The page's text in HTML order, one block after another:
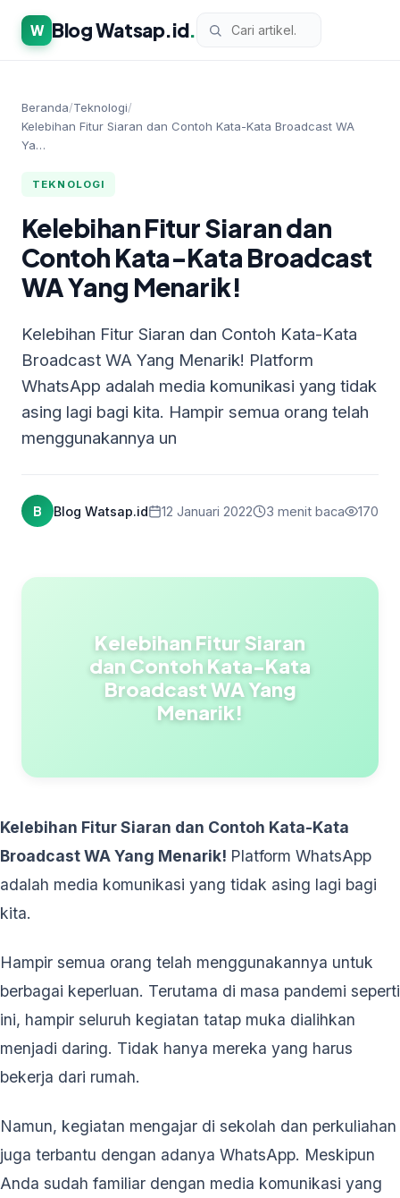
W Blog Watsap.id.
Beranda/Teknologi/
Kelebihan Fitur Siaran dan Contoh Kata-Kata Broadcast WA
Ya…
TEKNOLOGI
Kelebihan Fitur Siaran dan
Contoh Kata-Kata Broadcast
WA Yang Menarik!
Kelebihan Fitur Siaran dan Contoh Kata-Kata
Broadcast WA Yang Menarik! Platform
WhatsApp adalah media komunikasi yang tidak
asing lagi bagi kita. Hampir semua orang telah
menggunakannya un
B Blog Watsap.id 12 Januari 2022 3 menit baca 170
Kelebihan Fitur Siaran
dan Contoh Kata-Kata
Broadcast WA Yang
Menarik!
Kelebihan Fitur Siaran dan Contoh Kata-Kata
Broadcast WA Yang Menarik! Platform WhatsApp
adalah media komunikasi yang tidak asing lagi bagi
kita.
Hampir semua orang telah menggunakannya untuk
berbagai keperluan. Terutama di masa pandemi seperti
ini, hampir seluruh kegiatan tatap muka dialihkan
menjadi daring. Tidak hanya mereka yang harus
bekerja dari rumah.
Namun, kegiatan mengajar di sekolah dan perkuliahan
juga terbantu dengan adanya WhatsApp. Meskipun
Anda sudah familiar dengan media komunikasi yang